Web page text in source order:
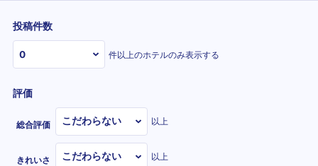
投稿件数
件以上のホテルのみ表示する
評価
総合評価 以上
きれいさ 以上